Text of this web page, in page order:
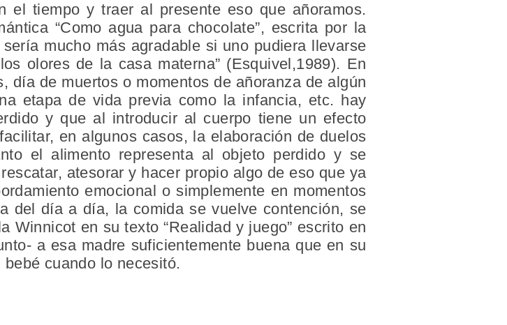
el tiempo y traer al presente eso que añoramos.
“Como agua para chocolate”, escrita por la
mucho más agradable si uno pudiera llevarse
olores de la casa materna” (Esquivel,1989). En
día de muertos o momentos de añoranza de algún
etapa de vida previa como la infancia, etc. hay
y que al introducir al cuerpo tiene un efecto
en algunos casos, la elaboración de duelos
el alimento representa al objeto perdido y se
atesorar y hacer propio algo de eso que ya
emocional o simplemente en momentos
del día a día, la comida se vuelve contención, se
Winnicot en su texto “Realidad y juego” escrito en
a esa madre suficientemente buena que en su
cuando lo necesitó.